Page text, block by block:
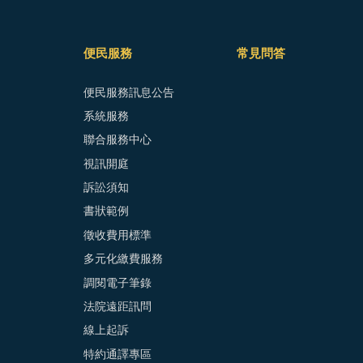
便民服務
便民服務訊息公告
系統服務
聯合服務中心
視訊開庭
訴訟須知
書狀範例
徵收費用標準
多元化繳費服務
調閱電子筆錄
法院遠距訊問
線上起訴
特約通譯專區
常見問答